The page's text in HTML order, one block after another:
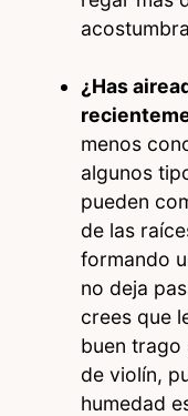
¿Has
menos
algunos
pueden
de las
formando
no deja
crees que
buen trago
de violín,
humedad